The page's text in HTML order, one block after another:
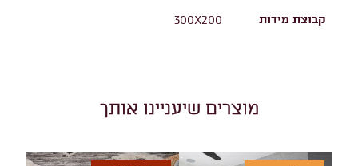
קבוצת מידות 300X200
מוצרים שיעניינו אותך